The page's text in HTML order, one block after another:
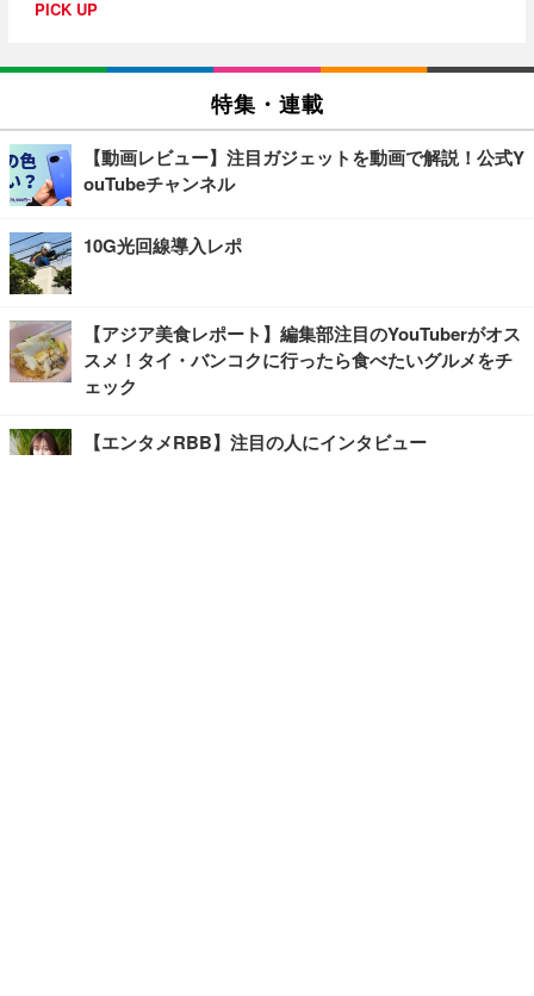
PICK UP
特集・連載
【動画レビュー】注目ガジェットを動画で解説！公式Y
ouTubeチャンネル
10G光回線導入レポ
【アジア美食レポート】編集部注目のYouTuberがオス
スメ！タイ・バンコクに行ったら食べたいグルメをチ
ェック
【エンタメRBB】注目の人にインタビュー